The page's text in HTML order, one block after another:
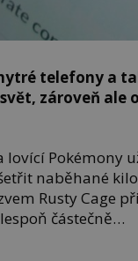
telefony a
zároveň ale
Pokémony
naběhané
Rusty Cage
částečně…